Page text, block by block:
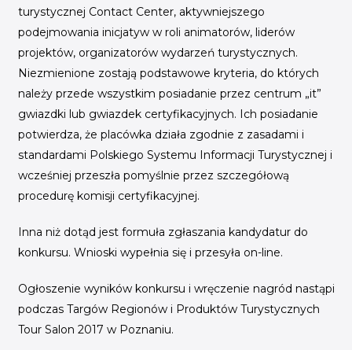
turystycznej Contact Center, aktywniejszego
podejmowania inicjatyw w roli animatorów, liderów
projektów, organizatorów wydarzeń turystycznych.
Niezmienione zostają podstawowe kryteria, do których
należy przede wszystkim posiadanie przez centrum „it”
gwiazdki lub gwiazdek certyfikacyjnych. Ich posiadanie
potwierdza, że placówka działa zgodnie z zasadami i
standardami Polskiego Systemu Informacji Turystycznej i
wcześniej przeszła pomyślnie przez szczegółową
procedurę komisji certyfikacyjnej.
Inna niż dotąd jest formuła zgłaszania kandydatur do
konkursu. Wnioski wypełnia się i przesyła on-line.
Ogłoszenie wyników konkursu i wręczenie nagród nastąpi
podczas Targów Regionów i Produktów Turystycznych
Tour Salon 2017 w Poznaniu.